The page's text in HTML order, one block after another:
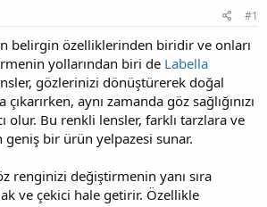
#1
belirgin özelliklerinden biridir ve onları
yollarından biri de Labella
gözlerinizi dönüştürerek doğal
aynı zamanda göz sağlığınızı
olur. Bu renkli lensler, farklı tarzlara ve
bir ürün yelpazesi sunar.
renginizi değiştirmenin yanı sıra
ve çekici hale getirir. Özellikle